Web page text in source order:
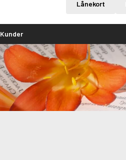
Lånekort
Kunder